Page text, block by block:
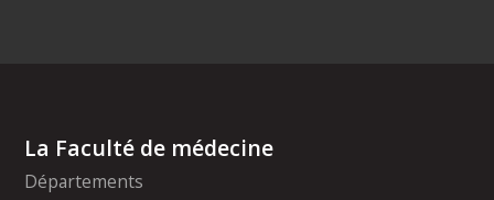
La Faculté de médecine
Départements